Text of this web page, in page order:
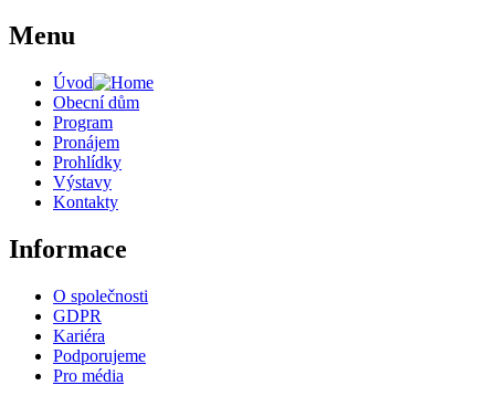
Menu
Úvod
Obecní dům
Program
Pronájem
Prohlídky
Výstavy
Kontakty
Informace
O společnosti
GDPR
Kariéra
Podporujeme
Pro média